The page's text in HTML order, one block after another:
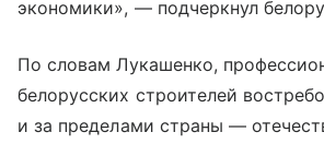
экономики», — подчеркнул
По словам Лукашенко,
белорусских строителей
и за пределами страны —